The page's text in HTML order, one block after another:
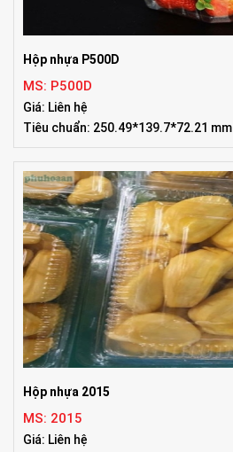
Hộp nhựa P500D
MS: P500D
Giá: Liên hệ
Tiêu chuẩn: 250.49*139.7*72.21 mm
Hộp nhựa 2015
MS: 2015
Giá: Liên hệ